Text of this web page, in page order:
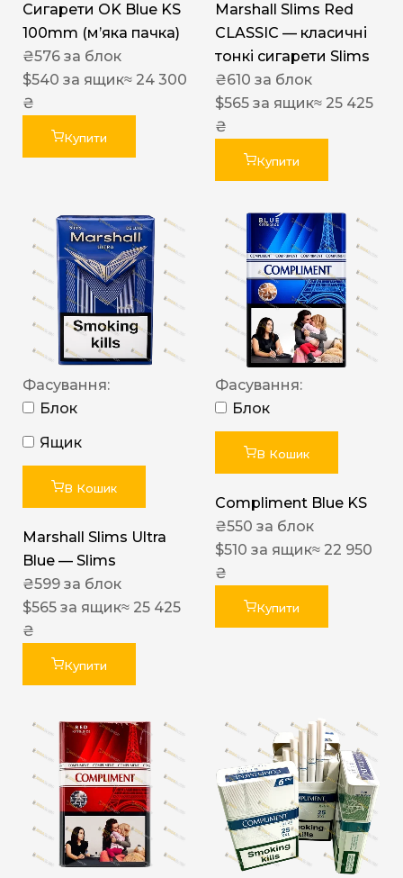
Сигарети OK Blue KS
100mm (м’яка пачка)
₴576 за блок
$540 за ящик≈ 24 300
₴
Купити
Marshall Slims Red
CLASSIC — класичні
тонкі сигарети Slims
₴610 за блок
$565 за ящик≈ 25 425
₴
Купити
Фасування:
Блок
Ящик
В Кошик
Marshall Slims Ultra
Blue — Slims
₴599 за блок
$565 за ящик≈ 25 425
₴
Купити
Фасування:
Блок
В Кошик
Compliment Blue KS
₴550 за блок
$510 за ящик≈ 22 950
₴
Купити